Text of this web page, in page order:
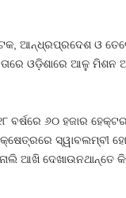
ଆନ୍ଧ୍ରପ୍ରଦେଶ ଓ
ଓଡ଼ିଶାରେ ଆଳୁ ମିଶନ
ବର୍ଷରେ ୬୦ ହଜାର
ସ୍ୱାବଲମ୍ବୀ
ଆଖି ଦେଖାଉନଥାନ୍ତେ